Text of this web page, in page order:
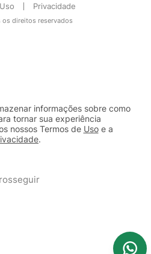
Privacidade
os direitos reservados
informações sobre como
tornar sua experiência
nossos Termos de Usoe a
.